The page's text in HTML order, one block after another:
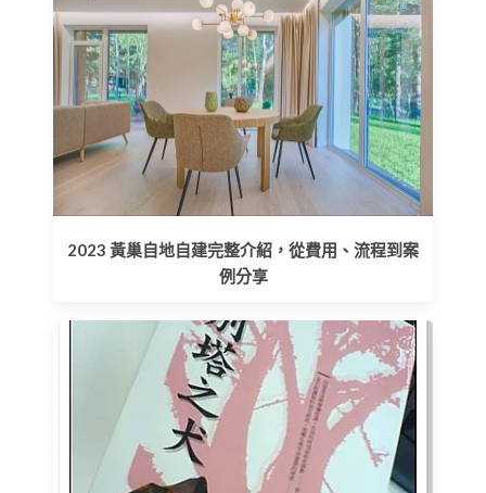
2023 黃巢自地自建完整介紹，從費用、流程到案
例分享